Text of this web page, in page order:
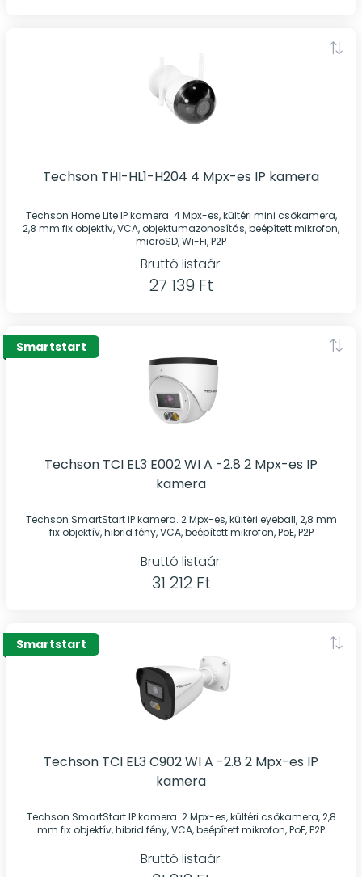
Techson THI-HL1-H204 4 Mpx-es IP kamera
Techson Home Lite IP kamera. 4 Mpx-es, kültéri mini csőkamera,
2,8 mm fix objektív, VCA, objektumazonosítás, beépített mikrofon,
microSD, Wi-Fi, P2P
Bruttó listaár:
27 139 Ft
Smartstart
Techson TCI EL3 E002 WI A -2.8 2 Mpx-es IP
kamera
Techson SmartStart IP kamera. 2 Mpx-es, kültéri eyeball, 2,8 mm
fix objektív, hibrid fény, VCA, beépített mikrofon, PoE, P2P
Bruttó listaár:
31 212 Ft
Smartstart
Techson TCI EL3 C902 WI A -2.8 2 Mpx-es IP
kamera
Techson SmartStart IP kamera. 2 Mpx-es, kültéri csőkamera, 2,8
mm fix objektív, hibrid fény, VCA, beépített mikrofon, PoE, P2P
Bruttó listaár: